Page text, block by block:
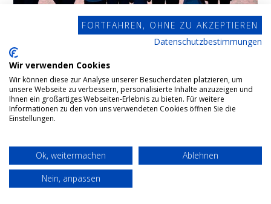
Erbfolge
Mit der gesetzlichen Erbfolge wird die
Rechtsnachfolge des Erblassers geregelt, wenn
dieser keine Verfügung von Todes wegen, also kein
FORTFAHREN, OHNE ZU AKZEPTIEREN
Datenschutzbestimmungen
Wir verwenden Cookies
Wir können diese zur Analyse unserer Besucherdaten platzieren, um
unsere Webseite zu verbessern, personalisierte Inhalte anzuzeigen und
Ihnen ein großartiges Webseiten-Erlebnis zu bieten. Für weitere
Informationen zu den von uns verwendeten Cookies öffnen Sie die
Einstellungen.
Ok, weitermachen
Ablehnen
Nein, anpassen